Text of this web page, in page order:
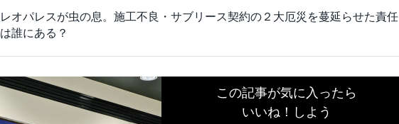
レオパレスが虫の息。施工不良・サブリース契約の２大厄災を蔓延らせた責任
は誰にある？
この記事が気に入ったら
いいね！しよう